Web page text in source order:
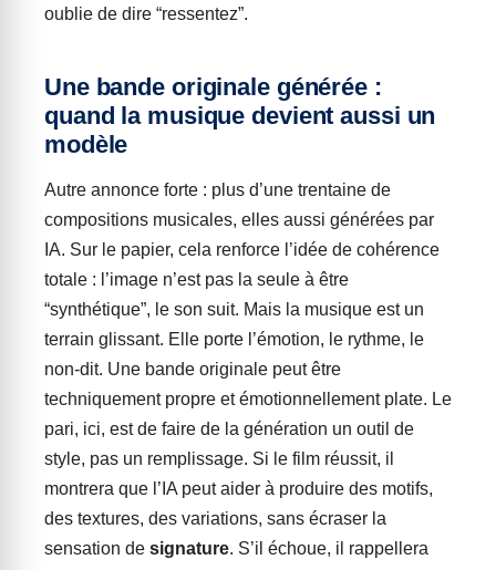
oublie de dire “ressentez”.
Une bande originale générée :
quand la musique devient aussi un
modèle
Autre annonce forte : plus d’une trentaine de
compositions musicales, elles aussi générées par
IA. Sur le papier, cela renforce l’idée de cohérence
totale : l’image n’est pas la seule à être
“synthétique”, le son suit. Mais la musique est un
terrain glissant. Elle porte l’émotion, le rythme, le
non-dit. Une bande originale peut être
techniquement propre et émotionnellement plate. Le
pari, ici, est de faire de la génération un outil de
style, pas un remplissage. Si le film réussit, il
montrera que l’IA peut aider à produire des motifs,
des textures, des variations, sans écraser la
sensation de signature. S’il échoue, il rappellera